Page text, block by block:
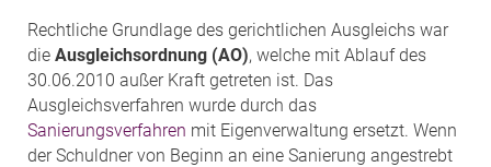
Rechtliche Grundlage des gerichtlichen Ausgleichs war
die Ausgleichsordnung (AO), welche mit Ablauf des
30.06.2010 außer Kraft getreten ist. Das
Ausgleichsverfahren wurde durch das
Sanierungsverfahren mit Eigenverwaltung ersetzt. Wenn
der Schuldner von Beginn an eine Sanierung angestrebt